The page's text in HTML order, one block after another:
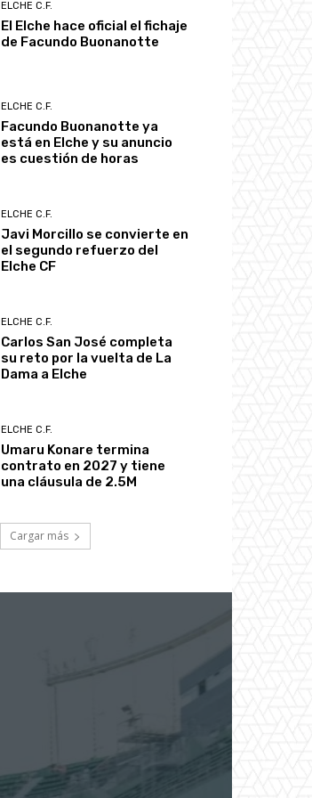
ELCHE C.F.
El Elche hace oficial el fichaje
de Facundo Buonanotte
ELCHE C.F.
Facundo Buonanotte ya
está en Elche y su anuncio
es cuestión de horas
ELCHE C.F.
Javi Morcillo se convierte en
el segundo refuerzo del
Elche CF
ELCHE C.F.
Carlos San José completa
su reto por la vuelta de La
Dama a Elche
ELCHE C.F.
Umaru Konare termina
contrato en 2027 y tiene
una cláusula de 2.5M
Cargar más